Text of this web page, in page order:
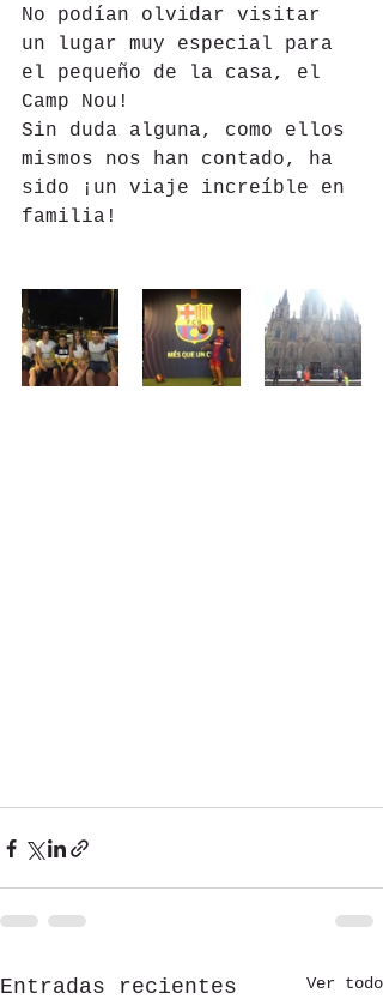
No podían olvidar visitar
un lugar muy especial para
el pequeño de la casa, el
Camp Nou!
Sin duda alguna, como ellos
mismos nos han contado, ha
sido ¡un viaje increíble en
familia!
Entradas recientes Ver todo